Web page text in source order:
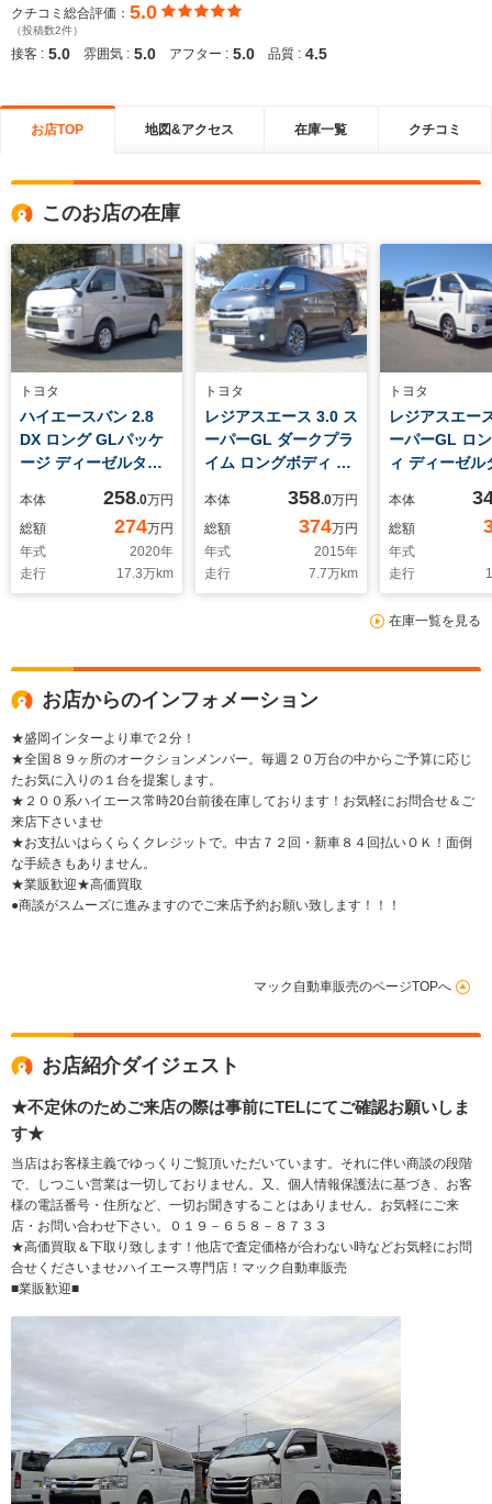
クチコミ総合評価： 5.0
（投稿数2件）
接客 : 5.0 雰囲気 : 5.0 アフター : 5.0 品質 : 4.5
お店TOP 地図&アクセス 在庫一覧 クチコミ
このお店の在庫
トヨタ
ハイエースバン 2.8
DX ロング GLパッケ
ージ ディーゼルター
本体 258.0万円
総額
274万円
年式
2020年
走行
17.3万km
トヨタ
レジアスエース 3.0 ス
ーパーGL ダークプラ
イム ロングボディ デ
両側パワースライド装
着車 ナビ&TV&Bモ
ニター ベッドkit
LEDヘッドライト
本体 358.0万円
総額
374万円
年式
2015年
走行
7.7万km
トヨタ
レジアスエー
ーパーGL ロ
ィ ディーゼル
エアロkit
本体
総額
年式
走行
在庫一覧を見る
お店からのインフォメーション
★盛岡インターより車で２分！
★全国８９ヶ所のオークションメンバー。毎週２０万台の中からご予算に応じ
たお気に入りの１台を提案します。
★２００系ハイエース常時20台前後在庫しております！お気軽にお問合せ＆ご
来店下さいませ
★お支払いはらくらくクレジットで。中古７２回・新車８４回払いＯＫ！面倒
な手続きもありません。
★業販歓迎★高価買取
●商談がスムーズに進みますのでご来店予約お願い致します！！！
マック自動車販売のページTOPへ
お店紹介ダイジェスト
★不定休のためご来店の際は事前にTELにてご確認お願いしま
す★
当店はお客様主義でゆっくりご覧頂いただいています。それに伴い商談の段階
で、しつこい営業は一切しておりません。又、個人情報保護法に基づき、お客
様の電話番号・住所など、一切お聞きすることはありません。お気軽にご来
店・お問い合わせ下さい。０１９－６５８－８７３３
★高価買取＆下取り致します！他店で査定価格が合わない時などお気軽にお問
合せくださいませ♪ハイエース専門店！マック自動車販売
■業販歓迎■